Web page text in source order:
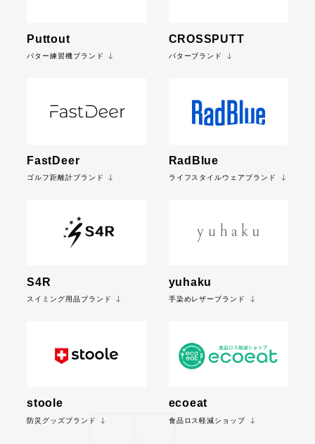
Puttout
パター練習機ブランド
CROSSPUTT
パターブランド
FastDeer
ゴルフ距離計ブランド
RadBlue
ライフスタイルウェアブランド
S4R
スイミング用品ブランド
yuhaku
手染めレザーブランド
stoole
防災グッズブランド
ecoeat
食品ロス軽減ショップ